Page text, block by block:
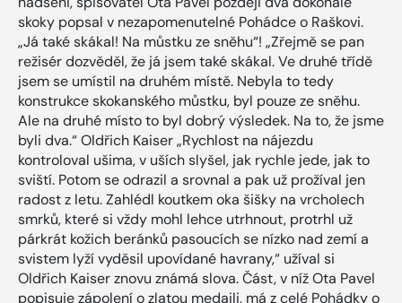
skoky popsal v nezapomenutelné Pohádce o Raškovi.
„Já také skákal! Na můstku ze sněhu“! „Zřejmě se pan
režisér dozvěděl, že já jsem také skákal. Ve druhé třídě
jsem se umístil na druhém místě. Nebyla to tedy
konstrukce skokanského můstku, byl pouze ze sněhu.
Ale na druhé místo to byl dobrý výsledek. Na to, že jsme
byli dva.“ Oldřich Kaiser „Rychlost na nájezdu
kontroloval ušima, v uších slyšel, jak rychle jede, jak to
sviští. Potom se odrazil a srovnal a pak už prožíval jen
radost z letu. Zahlédl koutkem oka šišky na vrcholech
smrků, které si vždy mohl lehce utrhnout, protrhl už
párkrát kožich beránků pasoucích se nízko nad zemí a
svistem lyží vyděsil upovídané havrany,“ užíval si
Oldřich Kaiser znovu známá slova. Část, v níž Ota Pavel
popisuje zápolení o zlatou medaili, má z celé Pohádky o